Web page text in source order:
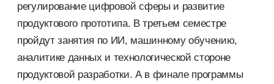
регулирование цифровой сферы и развитие
продуктового прототипа. В третьем семестре
пройдут занятия по ИИ, машинному обучению,
аналитике данных и технологической стороне
продуктовой разработки. А в финале программы